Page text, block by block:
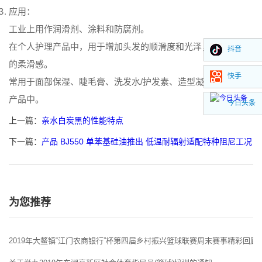
应用：
工业上用作润滑剂、涂料和防腐剂。
在个人护理产品中，用于增加头发的顺滑度和光泽，提高肌肤
的柔滑感。
常用于面部保湿、睫毛膏、洗发水/护发素、造型凝胶和粉底等
产品中。
上一篇： 亲水白炭黑的性能特点
下一篇： 产品 BJ550 单苯基硅油推出 低温耐辐射适配特种阻尼工况
为您推荐
2019年大鳌镇“江门农商银行”杯第四届乡村振兴篮球联赛周末赛事精彩回顾
抖音
快手
今日头条